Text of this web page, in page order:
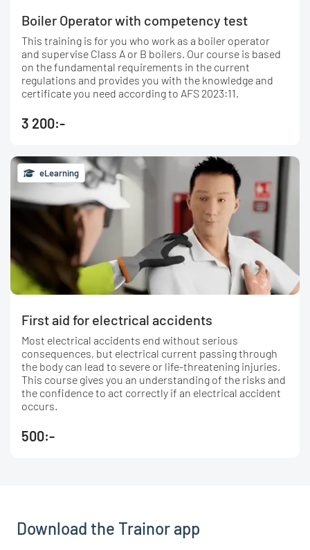
Boiler Operator with competency test
This training is for you who work as a boiler operator
and supervise Class A or B boilers. Our course is based
on the fundamental requirements in the current
regulations and provides you with the knowledge and
certificate you need according to AFS 2023:11.
3 200:-
eLearning
First aid for electrical accidents
Most electrical accidents end without serious
consequences, but electrical current passing through
the body can lead to severe or life-threatening injuries.
This course gives you an understanding of the risks and
the confidence to act correctly if an electrical accident
occurs.
500:-
Download the Trainor app